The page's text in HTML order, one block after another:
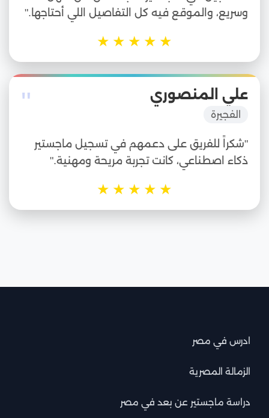
وسريع، والموقع فيه كل التفاصيل اللي أحتاجها."
★
★
★
★
★
" علي المنصوري
الفجيرة
"شكراً للفريق على دعمهم في تسجيل ماجستير
ذكاء اصطناعي، كانت تجربة مريحة ومهنية."
★
★
★
★
★
ادرس في مصر
الزمالة المصرية
دراسة ماجستير عن بعد في مصر